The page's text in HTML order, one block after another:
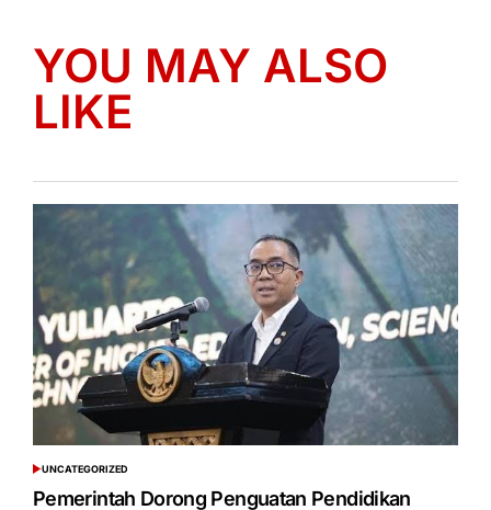
YOU MAY ALSO
LIKE
POSTED
IN
UNCATEGORIZED
Pemerintah Dorong Penguatan Pendidikan